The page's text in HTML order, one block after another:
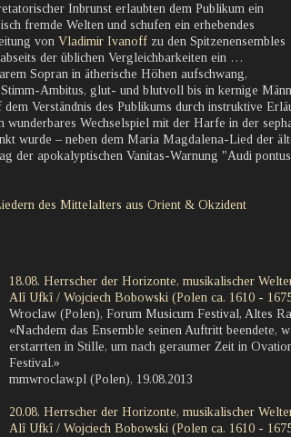
Inbrunst erlaubten dem Publikum ein
fremde Welten und schufen ein erhebendes
von Vladimir Ivanoff zu den Spitzenensembles
der üblichen Vergleichbarkeiten ein …
Sopran in ätherische Höhen aufschwang,
Ambitus, glut- und blutvoll bis in kernige
dem Verständnis des Publikums durch instruktive
Wechselspiel mit der Harfe in der
wurde – neben dem Maria Magdalena-Lied der
der apokalyptischen Vanitas-Warnung "Audi
des Mittelalters aus Orient & Okzident
18.08. Herrscher der Horizonte, musikalischer
Alî Ufkî / Wojciech Bobowski (Polen ca. 1610 -
Wroclaw (Polen), Forum Musicum Festival, Altes
«Nachdem das Ensemble seinen Auftritt beendete,
erstarrten in Stille, um nach geraumer Zeit in
Festival.»
mmwroclaw.pl (Polen), 19.08.2013
20.08. Herrscher der Horizonte, musikalischer
Alî Ufkî / Wojciech Bobowski (Polen ca. 1610 -